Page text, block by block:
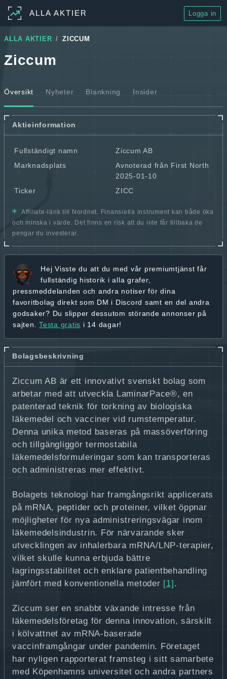
ALLA AKTIER Logga in
ALLA AKTIER ZICCUM
Ziccum
Översikt Nyheter Blankning Insider
Aktieinformation
Fullständigt namn
Ziccum AB
Marknadsplats
Avnoterad från First North
2025-01-10
Ticker
ZICC
Affiliate-länk till Nordnet. Finansiella instrument kan både öka
och minska i värde. Det finns en risk att du inte får tillbaka de
pengar du investerar.
Hej Visste du att du med vår premiumtjänst får
fullständig historik i alla grafer,
pressmeddelanden och andra notiser för dina
favoritbolag direkt som DM i Discord samt en del andra
godsaker? Du slipper dessutom störande annonser på
sajten. Testa gratis i 14 dagar!
Bolagsbeskrivning
Ziccum AB är ett innovativt svenskt bolag som
arbetar med att utveckla LaminarPace®, en
patenterad teknik för torkning av biologiska
läkemedel och vacciner vid rumstemperatur.
Denna unika metod baseras på massöverföring
och tillgängliggör termostabila
läkemedelsformuleringar som kan transporteras
och administreras mer effektivt.
Bolagets teknologi har framgångsrikt applicerats
på mRNA, peptider och proteiner, vilket öppnar
möjligheter för nya administreringsvägar inom
läkemedelsindustrin. För närvarande sker
utvecklingen av inhalerbara mRNA/LNP-terapier,
vilket skulle kunna erbjuda bättre
lagringsstabilitet och enklare patientbehandling
jämfört med konventionella metoder [1] .
Ziccum ser en snabbt växande intresse från
läkemedelsföretag för denna innovation, särskilt
i kölvattnet av mRNA-baserade
vaccinframgångar under pandemin. Företaget
har nyligen rapporterat framsteg i sitt samarbete
med Köpenhamns universitet och andra partners